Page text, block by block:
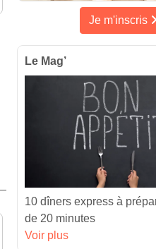
Je m'inscris
Le Mag’
10 dîners express à
de 20 minutes
Voir plus